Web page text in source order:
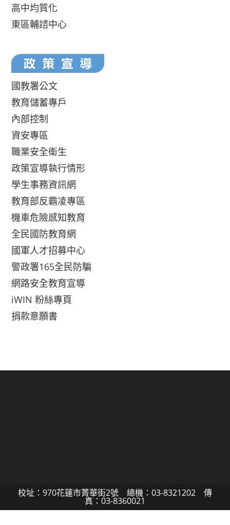
高中均質化
東區輔諮中心
國教署公文
教育儲蓄專戶
內部控制
資安專區
職業安全衛生
政策宣導執行情形
學生事務資訊網
教育部反霸凌專區
機車危險感知教育
全民國防教育網
國軍人才招募中心
警政署165全民防騙
網路安全教育宣導
iWIN 粉絲專頁
捐款意願書
校址：970花蓮市菁華街2號 總機：03-8321202 傳
真：03-8360021